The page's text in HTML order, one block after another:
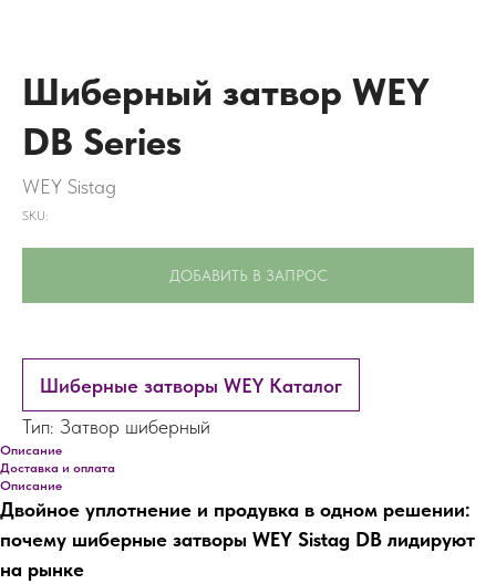
Шиберный затвор WEY
DB Series
WEY Sistag
SKU:
ДОБАВИТЬ В ЗАПРОС
Шиберные затворы WEY Каталог
Тип: Затвор шиберный
Описание
Доставка и оплата
Описание
Двойное уплотнение и продувка в одном решении:
почему шиберные затворы WEY Sistag DB лидируют
на рынке